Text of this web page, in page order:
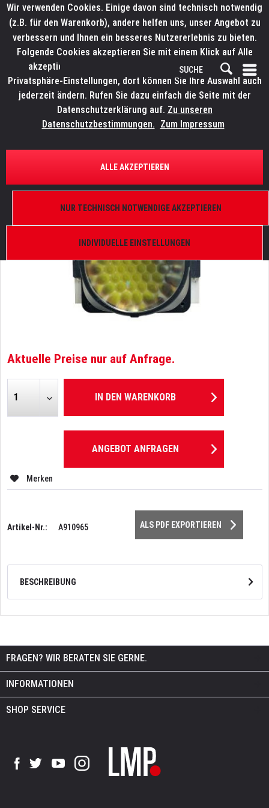
ÜBERSICHT ERSATZTEILE
ELATION 9900011885
Aktuelle Preise nur auf Anfrage.
IN DEN WARENKORB
ANGEBOT ANFRAGEN
Merken
Artikel-Nr.: A910965 ALS PDF EXPORTIEREN
BESCHREIBUNG
FRAGEN? WIR BERATEN SIE GERNE.
INFORMATIONEN
SHOP SERVICE
Wir verwenden Cookies. Einige davon sind technisch notwendig
(z.B. für den Warenkorb), andere helfen uns, unser Angebot zu
verbessern und Ihnen ein besseres Nutzererlebnis zu bieten.
Folgende Cookies akzeptieren Sie mit einem Klick auf Alle
akzeptieren. Weitere Informationen finden Sie in den
Privatsphäre-Einstellungen, dort können Sie Ihre Auswahl auch
jederzeit ändern. Rufen Sie dazu einfach die Seite mit der
Datenschutzerklärung auf. Zu unseren
Datenschutzbestimmungen. Zum Impressum
INDIVIDUELLE EINSTELLUNGEN
NUR TECHNISCH NOTWENDIGE AKZEPTIEREN
ALLE AKZEPTIEREN